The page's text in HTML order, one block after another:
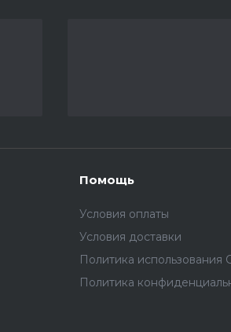
Помощь
Условия оплаты
Условия доставки
Политика использования
Политика